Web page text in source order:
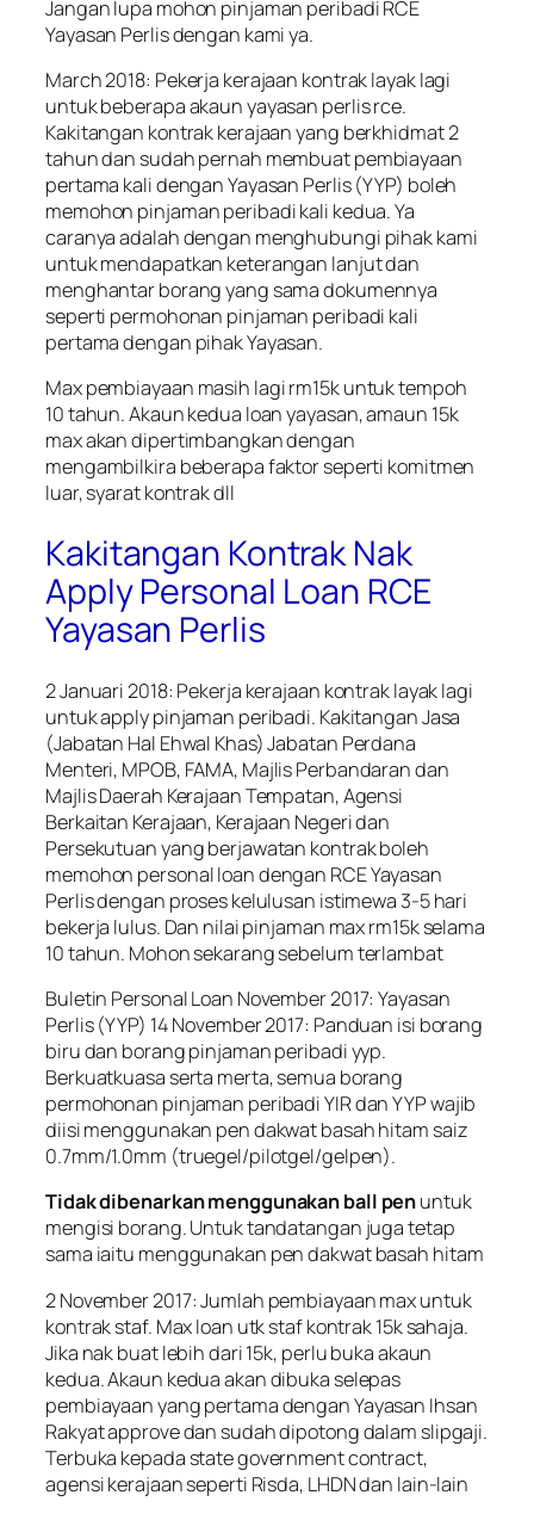
Jangan lupa mohon pinjaman peribadi RCE
Yayasan Perlis dengan kami ya.
March 2018: Pekerja kerajaan kontrak layak lagi
untuk beberapa akaun yayasan perlis rce.
Kakitangan kontrak kerajaan yang berkhidmat 2
tahun dan sudah pernah membuat pembiayaan
pertama kali dengan Yayasan Perlis (YYP) boleh
memohon pinjaman peribadi kali kedua. Ya
caranya adalah dengan menghubungi pihak kami
untuk mendapatkan keterangan lanjut dan
menghantar borang yang sama dokumennya
seperti permohonan pinjaman peribadi kali
pertama dengan pihak Yayasan.
Max pembiayaan masih lagi rm15k untuk tempoh
10 tahun. Akaun kedua loan yayasan, amaun 15k
max akan dipertimbangkan dengan
mengambilkira beberapa faktor seperti komitmen
luar, syarat kontrak dll
Kakitangan Kontrak Nak
Apply Personal Loan RCE
Yayasan Perlis
2 Januari 2018: Pekerja kerajaan kontrak layak lagi
untuk apply pinjaman peribadi. Kakitangan Jasa
(Jabatan Hal Ehwal Khas) Jabatan Perdana
Menteri, MPOB, FAMA, Majlis Perbandaran dan
Majlis Daerah Kerajaan Tempatan, Agensi
Berkaitan Kerajaan, Kerajaan Negeri dan
Persekutuan yang berjawatan kontrak boleh
memohon personal loan dengan RCE Yayasan
Perlis dengan proses kelulusan istimewa 3-5 hari
bekerja lulus. Dan nilai pinjaman max rm15k selama
10 tahun. Mohon sekarang sebelum terlambat
Buletin Personal Loan November 2017: Yayasan
Perlis (YYP) 14 November 2017: Panduan isi borang
biru dan borang pinjaman peribadi yyp.
Berkuatkuasa serta merta, semua borang
permohonan pinjaman peribadi YIR dan YYP wajib
diisi menggunakan pen dakwat basah hitam saiz
0.7mm/1.0mm (truegel/pilotgel/gelpen).
Tidak dibenarkan menggunakan ball penuntuk
mengisi borang. Untuk tandatangan juga tetap
sama iaitu menggunakan pen dakwat basah hitam
2 November 2017: Jumlah pembiayaan max untuk
kontrak staf. Max loan utk staf kontrak 15k sahaja.
Jika nak buat lebih dari 15k, perlu buka akaun
kedua. Akaun kedua akan dibuka selepas
pembiayaan yang pertama dengan Yayasan Ihsan
Rakyat approve dan sudah dipotong dalam slipgaji.
Terbuka kepada state government contract,
agensi kerajaan seperti Risda, LHDN dan lain-lain